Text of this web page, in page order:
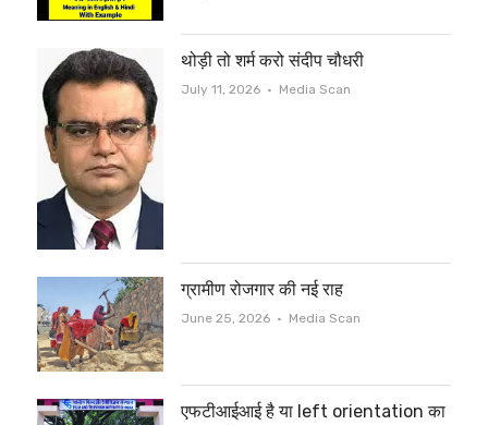
थोड़ी तो शर्म करो संदीप चौधरी
July 11, 2026 Author
Media Scan
ग्रामीण रोजगार की नई राह
June 25, 2026 Author
Media Scan
एफटीआईआई है या left orientation का